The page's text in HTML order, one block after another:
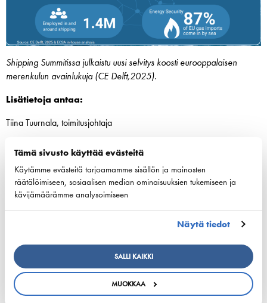
Tämä sivusto käyttää evästeitä
Käytämme evästeitä tarjoamamme sisällön ja mainosten
räätälöimiseen, sosiaalisen median ominaisuuksien tukemiseen ja
kävijämäärämme analysoimiseen
Näytä tiedot
SALLI KAIKKI
MUOKKAA
Shipping Summitissa julkaistu uusi selvitys koosti eurooppalaisen
merenkulun avainlukuja (CE Delft,2025).
Lisätietoja antaa:
Tiina Tuurnala, toimitusjohtaja
Suomen Varustamot ry
Jaa: